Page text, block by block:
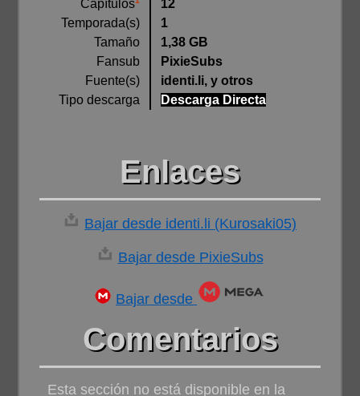
Capítulos
12
Temporada(s)
1
Tamaño
1,38 GB
Fansub
PixieSubs
Fuente(s)
identi.li, y otros
Tipo descarga
Descarga Directa
Enlaces
Bajar desde identi.li (Kurosaki05)
Bajar desde PixieSubs
Bajar desde
Comentarios
Esta sección no está disponible en la